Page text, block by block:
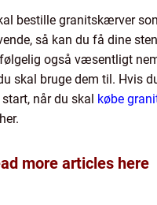
bestille granitskærver
så kan du få dine
også væsentligt
skal bruge dem til. Hvis
når du skal købe
more articles here